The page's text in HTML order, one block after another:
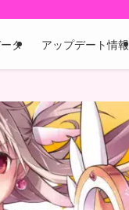
タ アップデート情報